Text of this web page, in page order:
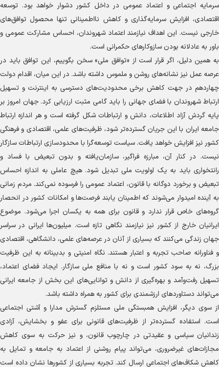
سرمایه اجتماعی و اعتماد عمومی در داخل کشور دشوار خواهد بود. توسعه
اقتصادی، افزایش سرمایه‌گذاری و کاهش نااطمینانی تنها محصول توافق‌های
خارجی نیست. این اهداف نیازمند اعتماد شهروندان، احساس مشارکت عمومی و
باور به عادلانه بودن سازوکار‌های حکمرانی است.
به همین دلیل، اگر قرار است از «توافق ملی» سخن بگوییم، این توافق باید در
عرصه عمل نیز نشانه‌های روشن و ملموس داشته باشد. در این میان، اقدام دولت
چهاردهم در جهت کاهش برخی محدودیت‌های دسترسی به اینترنت و تسهیل
ارتباط شهروندان با فضای جهانی را باید گامی مثبت ارزیابی کرد. جهان امروز بر
پایه گردش آزاد اطلاعات، دانش و ارتباطات شکل گرفته است و هر اندازه ارتباط
جامعه ایران با این جریان گسترده‌تر شود، ظرفیت‌های علمی، اقتصادی و فرهنگی
کشور نیز افزایش خواهد یافت. سیاست توسعه‌گرا با محدودسازی ارتباطات سازگار
نیست. در کنار آن، مبارزه فراگیر، سازمان‌یافته و بدون تبعیض با فساد و
رانتخواری باید به یک اولویت ملی تبدیل شود. هیچ عاملی به اندازه احساس
تبعیض و برخورد دوگانه با قانون، اعتماد عمومی را فرسوده نمی‌کند. مردم زمانی
به آینده امیدوار می‌شوند که اطمینان یابند فرصت‌ها و امکانات کشور در انحصار
گروه‌های خاص قرار ندارد و قانون برای همه به یکسان اجرا می‌شود. موضوع
ایرانیان خارج از کشور نیز نیازمند نگاهی تازه است. میلیون‌ها ایرانی در سراسر
جهان زندگی می‌کنند که بسیاری از آنان در عرصه‌های علمی، دانشگاهی، اقتصادی
و فناورانه صاحب تجربه و اعتبار هستند. نگاه امنیتی و بدبینانه به این ظرفیت
بزرگ، نه به سود کشور است و نه با منافع ملی سازگار. ایجاد فضای اعتماد،
تسهیل رفت‌وآمد و بهره‌گیری از دانش و توانایی‌های این بخش از جامعه ایرانی
می‌تواند دستاورد‌های ارزشمندی برای کشور به همراه داشته باشد.
از سوی دیگر، افزایش همبستگی ملی مستلزم گسترش مدارا و آشتی اجتماعی
است. استفاده گسترده‌تر از ظرفیت‌های قانونی برای عفو و بخشایش، آزادی
زندانیان سیاسی و عقیدتی در چارچوب قانون، و نیز حرکت به سوی کاهش
مجازات‌های غیرضروری، می‌تواند پیام روشنی از اعتماد به جامعه و تمایل به
کاهش شکاف‌های اجتماعی ارسال کند. تجربه بسیاری از کشور‌ها نشان داده است